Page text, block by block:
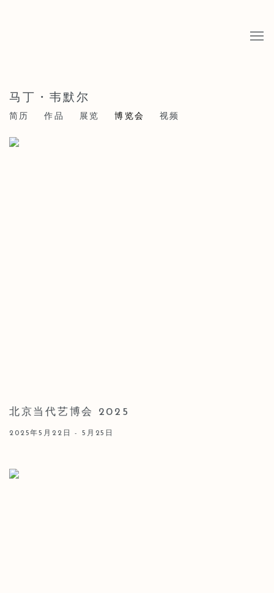
马丁・韦默尔
简历 作品 展览 博览会 视频
北京当代艺博会 2025
2025年5月22日 - 5月25日